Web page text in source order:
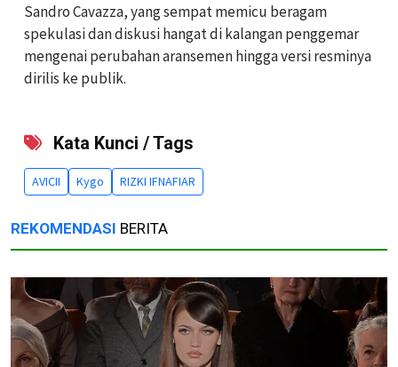
Sandro Cavazza, yang sempat memicu beragam
spekulasi dan diskusi hangat di kalangan penggemar
mengenai perubahan aransemen hingga versi resminya
dirilis ke publik.
Kata Kunci / Tags
AVICII Kygo RIZKI IFNAFIAR
REKOMENDASI BERITA